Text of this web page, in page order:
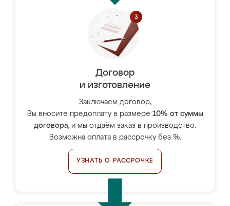
Договор
и изготовление
Заключаем договор,
Вы вносите предоплату в размере 10% от суммы
договора, и мы отдаём заказ в производство.
Возможна оплата в рассрочку без %.
УЗНАТЬ О РАССРОЧКЕ